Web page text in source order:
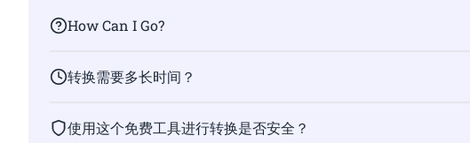
How Can I Go?
转换需要多长时间？
使用这个免费工具进行转换是否安全？